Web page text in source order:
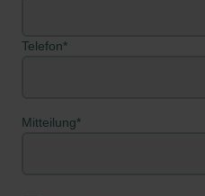
Telefon*
Mitteilung*